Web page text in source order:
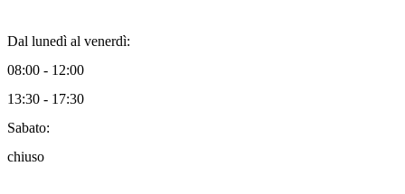
Dal lunedì al venerdì:
08:00 - 12:00
13:30 - 17:30
Sabato:
chiuso